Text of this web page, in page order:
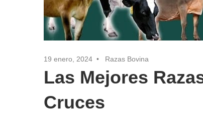
19 enero, 2024 Razas Bovina
Las Mejores
Cruces